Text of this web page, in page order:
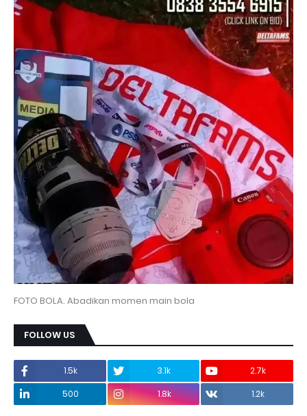
FOTO BOLA. Abadikan momen main bola
FOLLOW US
1.5k 3.1k
2.7k
500
1.8k 1.2k